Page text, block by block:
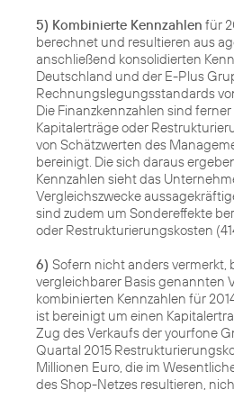
5) Kombinierte Kennzahlen für
berechnet und resultieren aus
anschließend konsolidierten
Deutschland und der E-Plus
Rechnungslegungsstandards
Die Finanzkennzahlen sind ferner
Kapitalerträge oder
von Schätzwerten des
bereinigt. Die sich daraus
Kennzahlen sieht das
Vergleichszwecke
sind zudem um Sondereffekte
oder Restrukturierungskosten
6) Sofern nicht anders vermerkt,
vergleichbarer Basis genannten
kombinierten Kennzahlen für
ist bereinigt um einen
Zug des Verkaufs der yourfone
Quartal 2015
Millionen Euro, die im
des Shop-Netzes resultieren,